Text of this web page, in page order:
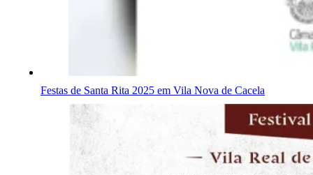
Festas de Santa Rita 2025 em Vila Nova de Cacela